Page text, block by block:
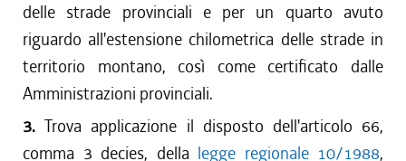
delle strade provinciali e per un quarto avuto
riguardo all'estensione chilometrica delle strade in
territorio montano, così come certificato dalle
Amministrazioni provinciali.
3. Trova applicazione il disposto dell'articolo 66,
comma 3 decies, della legge regionale 10/1988,